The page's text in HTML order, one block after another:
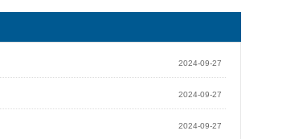
2024-09-27
2024-09-27
2024-09-27